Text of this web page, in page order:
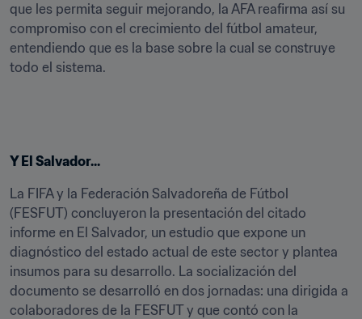
que les permita seguir mejorando, la AFA reafirma así su
compromiso con el crecimiento del fútbol amateur,
entendiendo que es la base sobre la cual se construye
todo el sistema.
Y El Salvador...
La FIFA y la Federación Salvadoreña de Fútbol
(FESFUT) concluyeron la presentación del citado
informe en El Salvador, un estudio que expone un
diagnóstico del estado actual de este sector y plantea
insumos para su desarrollo. La socialización del
documento se desarrolló en dos jornadas: una dirigida a
colaboradores de la FESFUT y que contó con la